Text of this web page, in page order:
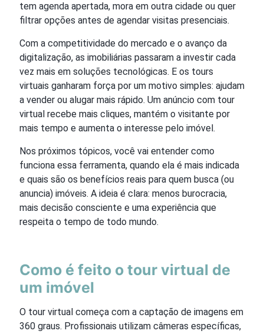
tem agenda apertada, mora em outra cidade ou quer
filtrar opções antes de agendar visitas presenciais.
Com a competitividade do mercado e o avanço da
digitalização, as imobiliárias passaram a investir cada
vez mais em soluções tecnológicas. E os tours
virtuais ganharam força por um motivo simples: ajudam
a vender ou alugar mais rápido. Um anúncio com tour
virtual recebe mais cliques, mantém o visitante por
mais tempo e aumenta o interesse pelo imóvel.
Nos próximos tópicos, você vai entender como
funciona essa ferramenta, quando ela é mais indicada
e quais são os benefícios reais para quem busca (ou
anuncia) imóveis. A ideia é clara: menos burocracia,
mais decisão consciente e uma experiência que
respeita o tempo de todo mundo.
Como é feito o tour virtual de
um imóvel
O tour virtual começa com a captação de imagens em
360 graus. Profissionais utilizam câmeras específicas,